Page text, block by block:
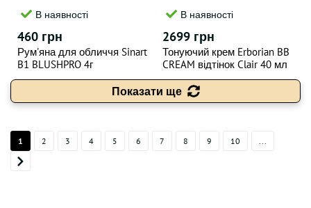
В наявності
460 грн
Рум'яна для обличчя Sinart
B1 BLUSHPRO 4г
В наявності
2699 грн
Тонуючий крем Erborian BB
CREAM відтінок Clair 40 мл
Показати ще
1 2 3 4 5 6 7 8 9 10 ...